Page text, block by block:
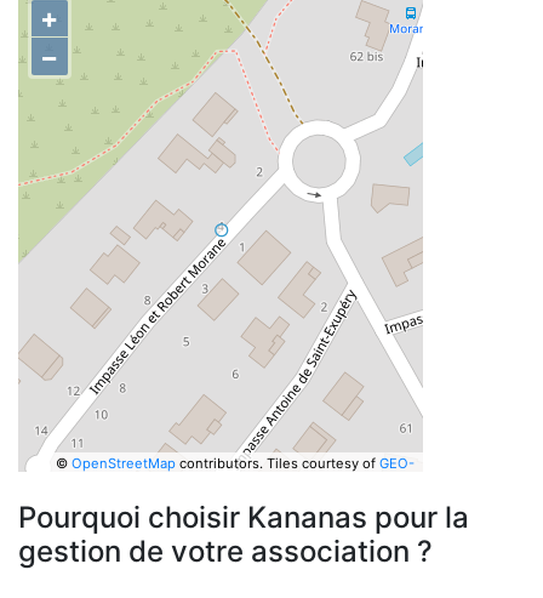
+
−
© OpenStreetMapcontributors. Tiles courtesy of GEO-
Pourquoi choisir Kananas pour la
gestion de votre association ?